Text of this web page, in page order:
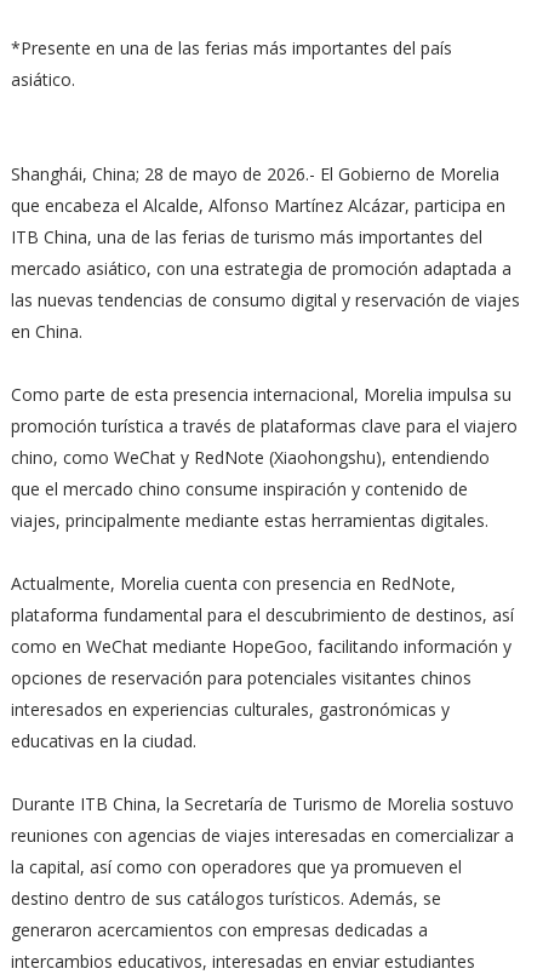
*Presente en una de las ferias más importantes del país
asiático.
Shanghái, China; 28 de mayo de 2026.- El Gobierno de Morelia
que encabeza el Alcalde, Alfonso Martínez Alcázar, participa en
ITB China, una de las ferias de turismo más importantes del
mercado asiático, con una estrategia de promoción adaptada a
las nuevas tendencias de consumo digital y reservación de viajes
en China.
Como parte de esta presencia internacional, Morelia impulsa su
promoción turística a través de plataformas clave para el viajero
chino, como WeChat y RedNote (Xiaohongshu), entendiendo
que el mercado chino consume inspiración y contenido de
viajes, principalmente mediante estas herramientas digitales.
Actualmente, Morelia cuenta con presencia en RedNote,
plataforma fundamental para el descubrimiento de destinos, así
como en WeChat mediante HopeGoo, facilitando información y
opciones de reservación para potenciales visitantes chinos
interesados en experiencias culturales, gastronómicas y
educativas en la ciudad.
Durante ITB China, la Secretaría de Turismo de Morelia sostuvo
reuniones con agencias de viajes interesadas en comercializar a
la capital, así como con operadores que ya promueven el
destino dentro de sus catálogos turísticos. Además, se
generaron acercamientos con empresas dedicadas a
intercambios educativos, interesadas en enviar estudiantes